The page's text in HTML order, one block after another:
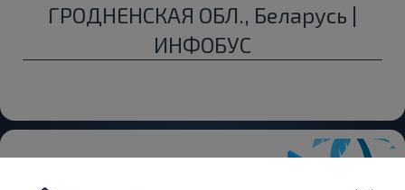
ГРОДНЕНСКАЯ ОБЛ., Беларусь |
ИНФОБУС